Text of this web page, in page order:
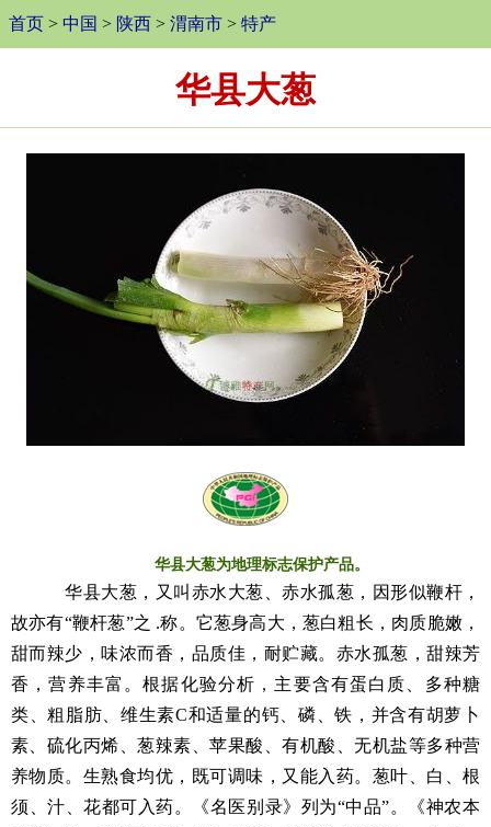
首页 > 中国 > 陕西 > 渭南市 > 特产
华县大葱
华县大葱为地理标志保护产品。
华县大葱，又叫赤水大葱、赤水孤葱，因形似鞭杆，
故亦有“鞭杆葱”之 .称。它葱身高大，葱白粗长，肉质脆嫩，
甜而辣少，味浓而香，品质佳，耐贮藏。赤水孤葱，甜辣芳
香，营养丰富。根据化验分析，主要含有蛋白质、多种糖
类、粗脂肪、维生素C和适量的钙、磷、铁，并含有胡萝卜
素、硫化丙烯、葱辣素、苹果酸、有机酸、无机盐等多种营
养物质。生熟食均优，既可调味，又能入药。葱叶、白、根
须、汁、花都可入药。《名医别录》列为“中品”。《神农本